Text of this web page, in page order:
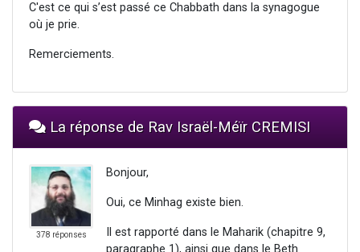
C'est ce qui s’est passé ce Chabbath dans la synagogue
où je prie.
Remerciements.
La réponse de Rav Israël-Méïr CREMISI
378 réponses
Bonjour,
Oui, ce Minhag existe bien.
Il est rapporté dans le Maharik (chapitre 9,